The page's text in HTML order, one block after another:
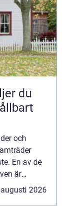
och
En av de
är
2026